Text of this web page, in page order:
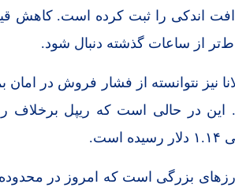
و افت اندکی را ثبت کرده است.
از ساعات گذشته دنبال شود.
نیز نتوانسته از فشار فروش در امان
است. این در حالی است که ریپل
بزرگی است که امروز در